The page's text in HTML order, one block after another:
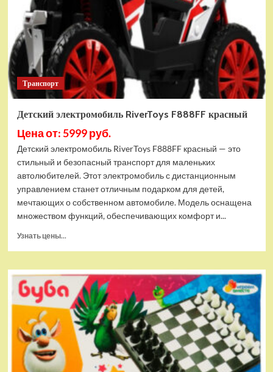
Транспорт
Детский электромобиль RiverToys F888FF красный
Цена от: 5999 руб.
Детский электромобиль RiverToys F888FF красный — это
стильный и безопасный транспорт для маленьких
автолюбителей. Этот электромобиль с дистанционным
управлением станет отличным подарком для детей,
мечтающих о собственном автомобиле. Модель оснащена
множеством функций, обеспечивающих комфорт и...
Узнать цены...
Детский
электромобиль
RiverToys
F888FF
красный